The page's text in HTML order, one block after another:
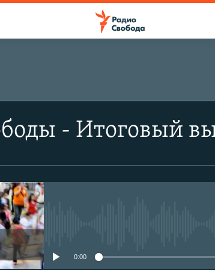
- Итоговый
0:00